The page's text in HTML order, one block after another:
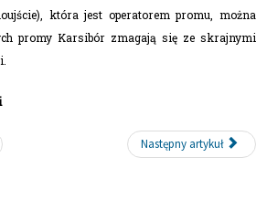
która jest operatorem promu, można
promy Karsibór zmagają się ze skrajnymi
Następny artykuł